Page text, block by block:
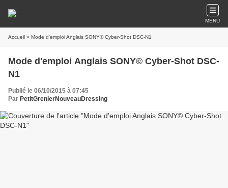
MENU
Accueil » Mode d'emploi Anglais SONY© Cyber-Shot DSC-N1
Mode d'emploi Anglais SONY© Cyber-Shot DSC-
N1
Publié le 06/10/2015 à 07:45
Par PetitGrenierNouveauDressing